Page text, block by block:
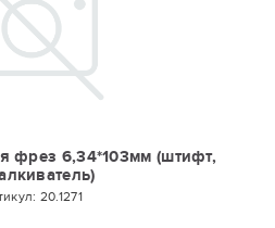
фрез 6,34*103мм (штифт,
20.1271